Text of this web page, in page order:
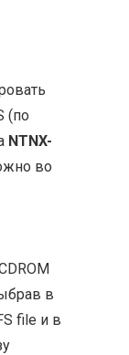
(по
NTNX-
во
в
file и в